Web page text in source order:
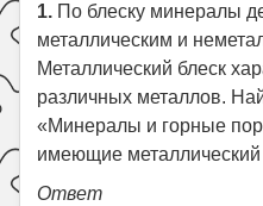
1. По блеску минералы
металлическим и
Металлический блеск
различных металлов.
«Минералы и горные
имеющие металлический
Ответ